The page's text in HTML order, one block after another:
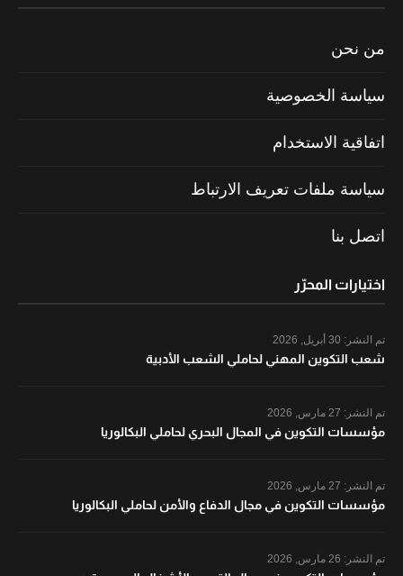
من نحن
سياسة الخصوصية
اتفاقية الاستخدام
سياسة ملفات تعريف الارتباط
اتصل بنا
اختيارات المحرّر
تم النشر:
شعب التكوين المهني لحاملي الشعب الأدبية
تم النشر:
مؤسسات التكوين في المجال البحري لحاملي البكالوريا
تم النشر:
مؤسسات التكوين في مجال الدفاع والأمن لحاملي البكالوريا
تم النشر: